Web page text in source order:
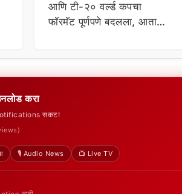
आणि टी-२० वर्ल्ड कपचा
फॉरमॅट पूर्णपणे बदलला, आता
करा
Notifications सकट!
🎙️ Audio News 📺 Live TV